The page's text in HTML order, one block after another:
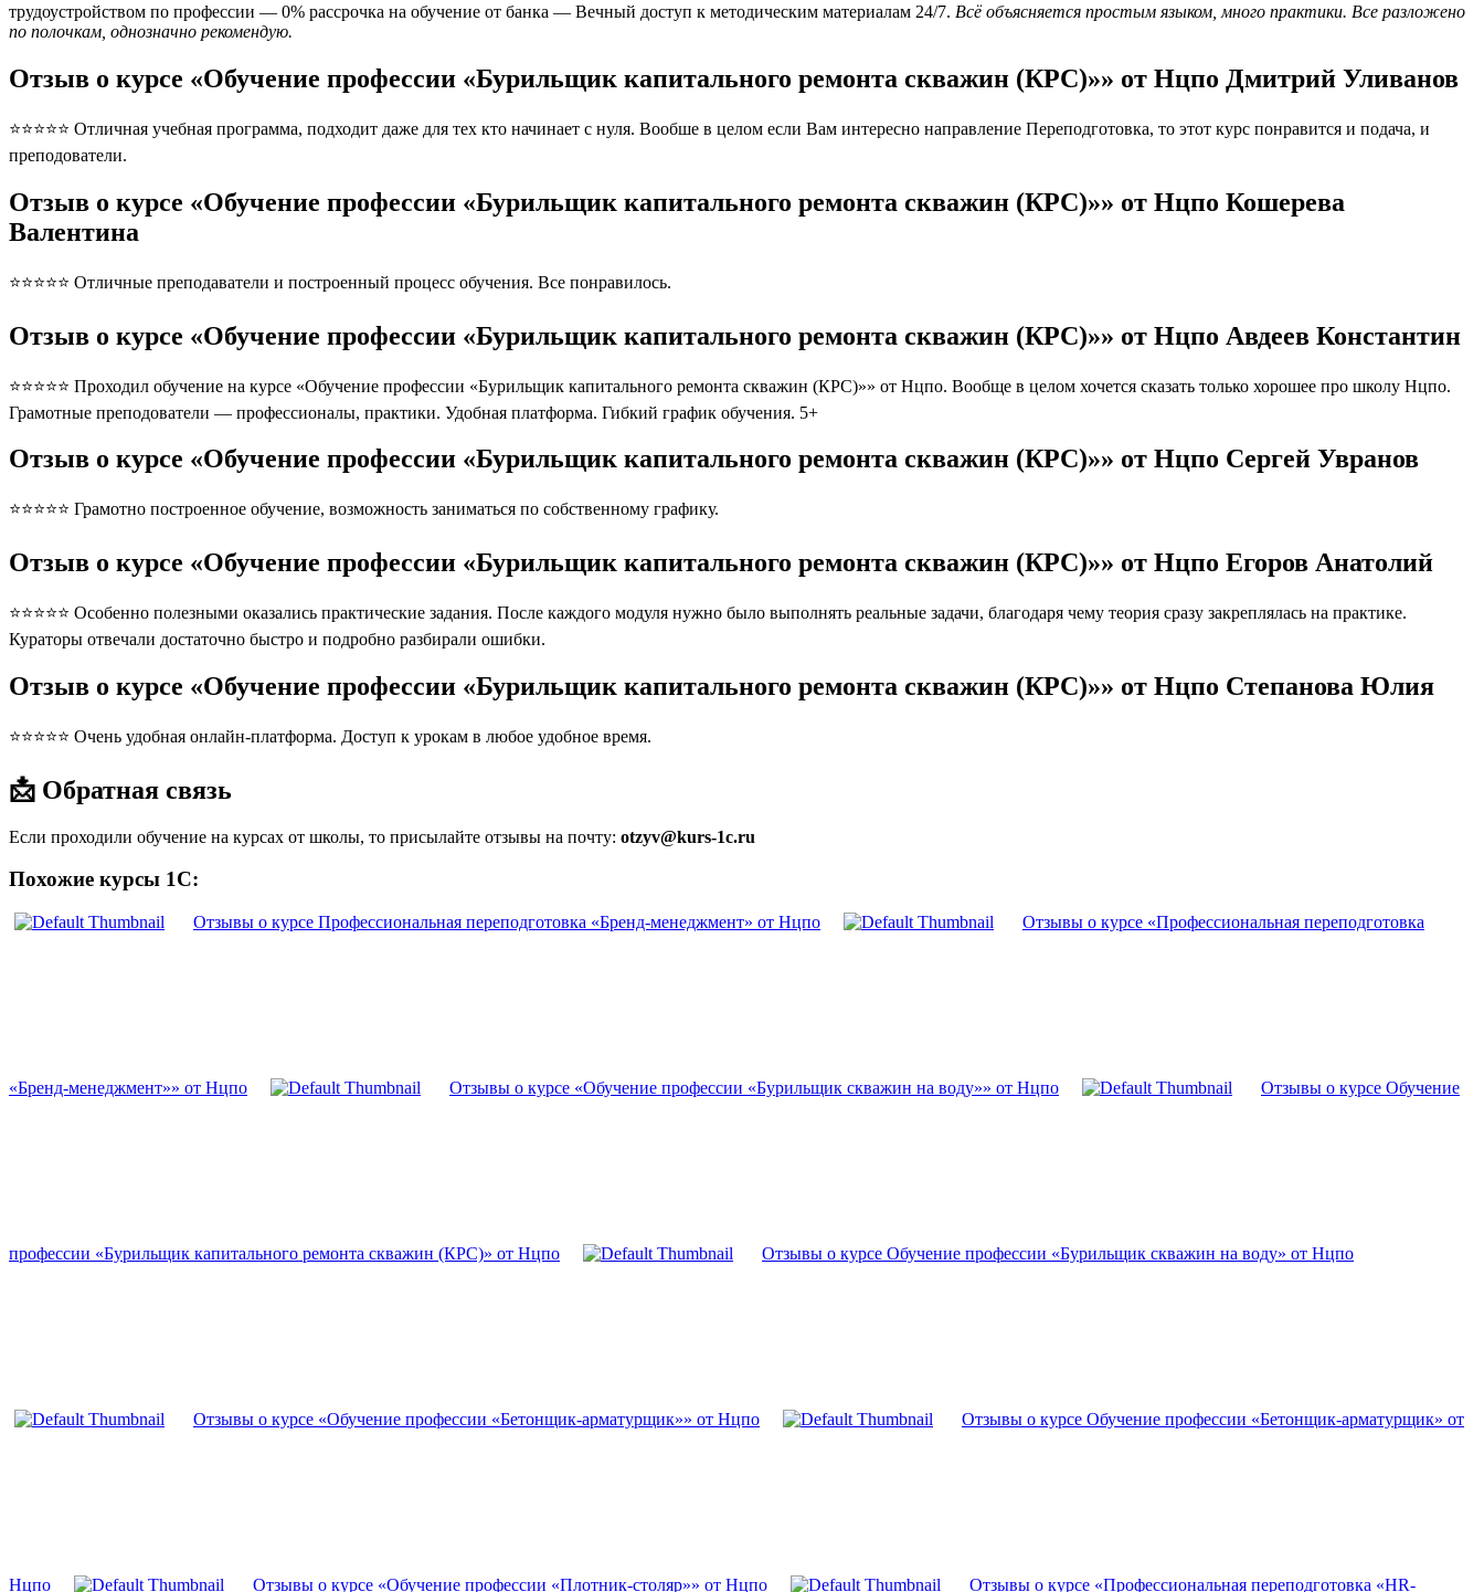
трудоустройством по профессии — 0% рассрочка на обучение от банка — Вечный доступ к методическим материалам 24/7. Всё объясняется простым языком, много практики. Все разложено
по полочкам, однозначно рекомендую.
Отзыв о курсе «Обучение профессии «Бурильщик капитального ремонта скважин (КРС)»» от Нцпо Дмитрий Уливанов
⭐⭐⭐⭐⭐ Отличная учебная программа, подходит даже для тех кто начинает с нуля. Вообше в целом если Вам интересно направление Переподготовка, то этот курс понравится и подача, и
преподователи.
Отзыв о курсе «Обучение профессии «Бурильщик капитального ремонта скважин (КРС)»» от Нцпо Кошерева
Валентина
⭐⭐⭐⭐⭐ Отличные преподаватели и построенный процесс обучения. Все понравилось.
Отзыв о курсе «Обучение профессии «Бурильщик капитального ремонта скважин (КРС)»» от Нцпо Авдеев Константин
⭐⭐⭐⭐⭐ Проходил обучение на курсе «Обучение профессии «Бурильщик капитального ремонта скважин (КРС)»» от Нцпо. Вообще в целом хочется сказать только хорошее про школу Нцпо.
Грамотные преподователи — профессионалы, практики. Удобная платформа. Гибкий график обучения. 5+
Отзыв о курсе «Обучение профессии «Бурильщик капитального ремонта скважин (КРС)»» от Нцпо Сергей Увранов
⭐⭐⭐⭐⭐ Грамотно построенное обучение, возможность заниматься по собственному графику.
Отзыв о курсе «Обучение профессии «Бурильщик капитального ремонта скважин (КРС)»» от Нцпо Егоров Анатолий
⭐⭐⭐⭐⭐ Особенно полезными оказались практические задания. После каждого модуля нужно было выполнять реальные задачи, благодаря чему теория сразу закреплялась на практике.
Кураторы отвечали достаточно быстро и подробно разбирали ошибки.
Отзыв о курсе «Обучение профессии «Бурильщик капитального ремонта скважин (КРС)»» от Нцпо Степанова Юлия
⭐⭐⭐⭐⭐ Очень удобная онлайн-платформа. Доступ к урокам в любое удобное время.
📩 Обратная связь
Если проходили обучение на курсах от школы, то присылайте отзывы на почту: otzyv@kurs-1c.ru
Похожие курсы 1С:
Отзывы о курсе Профессиональная переподготовка «Бренд-менеджмент» от Нцпо Отзывы о курсе «Профессиональная переподготовка
«Бренд-менеджмент»» от Нцпо Отзывы о курсе «Обучение профессии «Бурильщик скважин на воду»» от Нцпо Отзывы о курсе Обучение
профессии «Бурильщик капитального ремонта скважин (КРС)» от Нцпо Отзывы о курсе Обучение профессии «Бурильщик скважин на воду» от Нцпо
Отзывы о курсе «Обучение профессии «Бетонщик-арматурщик»» от Нцпо Отзывы о курсе Обучение профессии «Бетонщик-арматурщик» от
Нцпо Отзывы о курсе «Обучение профессии «Плотник-столяр»» от Нцпо Отзывы о курсе «Профессиональная переподготовка «HR-